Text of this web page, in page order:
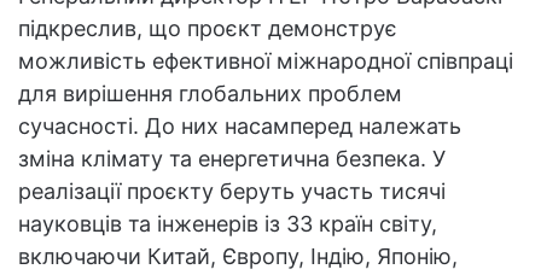
підкреслив, що проєкт демонструє
можливість ефективної міжнародної співпраці
для вирішення глобальних проблем
сучасності. До них насамперед належать
зміна клімату та енергетична безпека. У
реалізації проєкту беруть участь тисячі
науковців та інженерів із 33 країн світу,
включаючи Китай, Європу, Індію, Японію,